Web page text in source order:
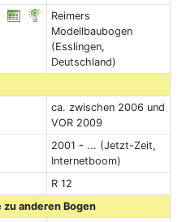
Reimers
Modellbaubogen
(Esslingen,
Deutschland)
ca. zwischen 2006 und
VOR 2009
2001 - ... (Jetzt-Zeit,
Internetboom)
R 12
anderen Bogen